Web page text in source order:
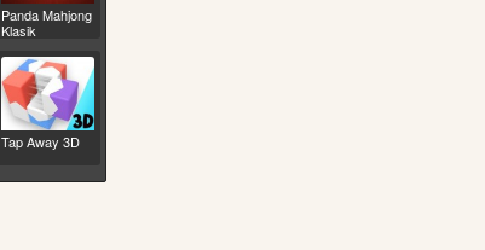
Panda Mahjong
Klasik
Tap Away 3D